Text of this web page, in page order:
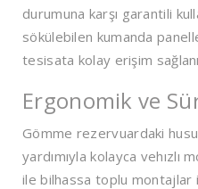
durumuna karşı garantili
sökülebilen kumanda
tesisata kolay erişim
Ergonomik ve
Gömme rezervuardaki
yardımıyla kolayca vehızlı
ile bilhassa toplu montajlar